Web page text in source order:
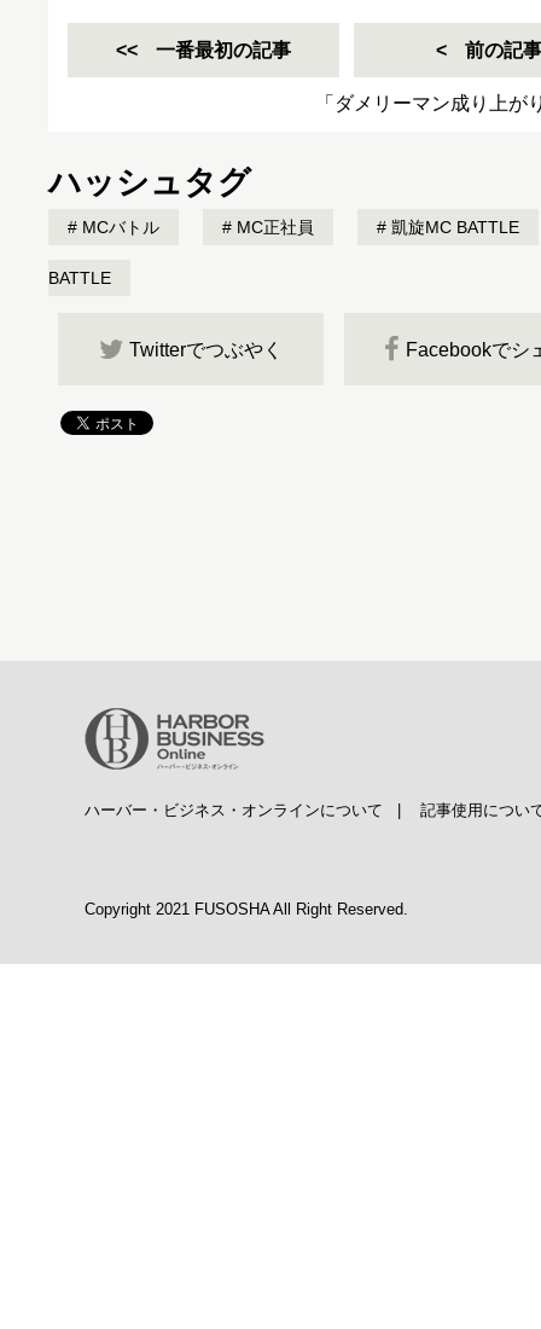
一番最初の記事 前の記事
「ダメリーマン成り上が
ハッシュタグ
MCバトル MC正社員 凱旋MC BATTLE
BATTLE
Twitterでつぶやく Facebookでシ
ハーバー・ビジネス・オンラインについて 記事使用につい
Copyright 2021 FUSOSHA All Right Reserved.